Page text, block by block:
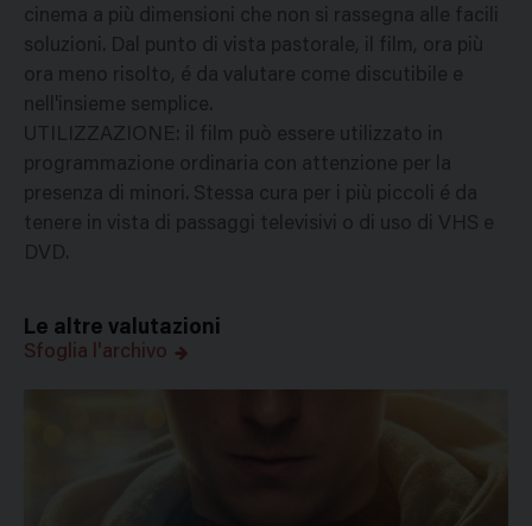
cinema a più dimensioni che non si rassegna alle facili
soluzioni. Dal punto di vista pastorale, il film, ora più
ora meno risolto, é da valutare come discutibile e
nell'insieme semplice.
UTILIZZAZIONE: il film può essere utilizzato in
programmazione ordinaria con attenzione per la
presenza di minori. Stessa cura per i più piccoli é da
tenere in vista di passaggi televisivi o di uso di VHS e
DVD.
Le altre valutazioni
Sfoglia l'archivo